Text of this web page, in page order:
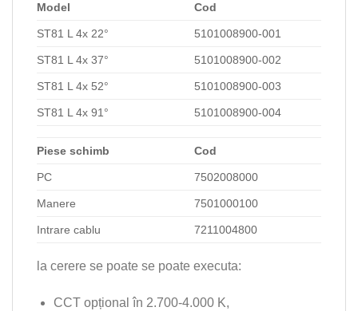
Model Cod
ST81 L 4x 22° 5101008900-001
ST81 L 4x 37° 5101008900-002
ST81 L 4x 52° 5101008900-003
ST81 L 4x 91° 5101008900-004
Piese schimb Cod
PC 7502008000
Manere 7501000100
Intrare cablu 7211004800
la cerere se poate se poate executa:
CCT opțional în 2.700-4.000 K,